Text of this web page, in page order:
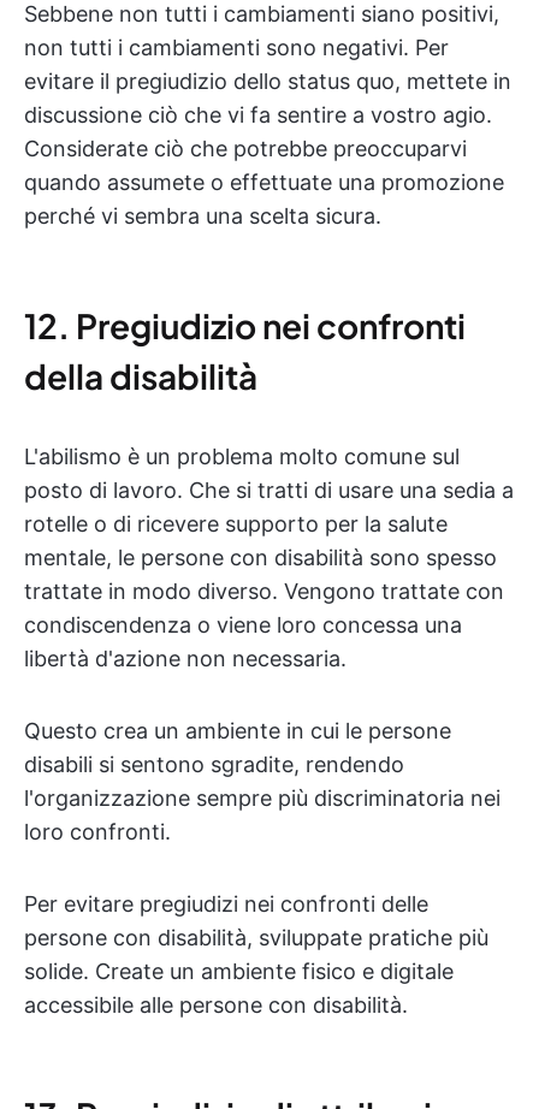
Sebbene non tutti i cambiamenti siano positivi,
non tutti i cambiamenti sono negativi. Per
evitare il pregiudizio dello status quo, mettete in
discussione ciò che vi fa sentire a vostro agio.
Considerate ciò che potrebbe preoccuparvi
quando assumete o effettuate una promozione
perché vi sembra una scelta sicura.
12. Pregiudizio nei confronti
della disabilità
L'abilismo è un problema molto comune sul
posto di lavoro. Che si tratti di usare una sedia a
rotelle o di ricevere supporto per la salute
mentale, le persone con disabilità sono spesso
trattate in modo diverso. Vengono trattate con
condiscendenza o viene loro concessa una
libertà d'azione non necessaria.
Questo crea un ambiente in cui le persone
disabili si sentono sgradite, rendendo
l'organizzazione sempre più discriminatoria nei
loro confronti.
Per evitare pregiudizi nei confronti delle
persone con disabilità, sviluppate pratiche più
solide. Create un ambiente fisico e digitale
accessibile alle persone con disabilità.